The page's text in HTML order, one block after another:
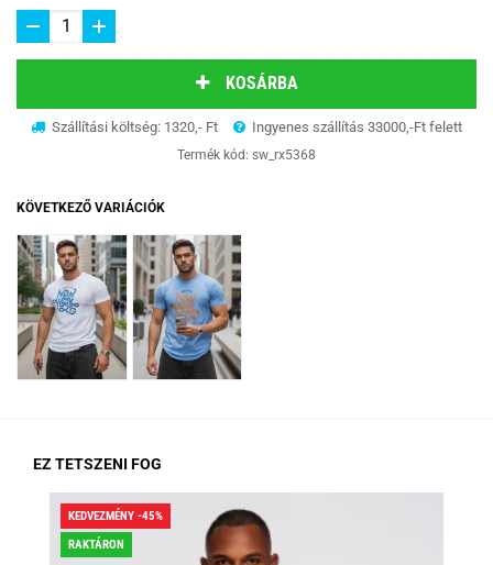
KOSÁRBA
Szállítási költség: 1320,- Ft Ingyenes szállítás 33000,-Ft felett
Termék kód: sw_rx5368
KÖVETKEZŐ VARIÁCIÓK
EZ TETSZENI FOG
KEDVEZMÉNY -45%
RAKTÁRON